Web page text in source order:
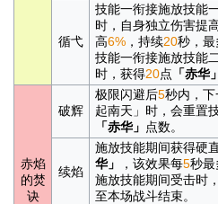
循弋
技能一衔接施放技能
时，自身独立伤害提
高6%，持续20秒，最
技能一衔接施放技能
时，获得20点 「赤华」
赤焰
的焚
诀
破辉
极限闪避后5秒内，
起南天」时，会重置
「赤华」 点数。
续焰
施放技能期间获得硬
华」
，该效果每5秒最
施放技能期间受击时
至本场战斗结束。